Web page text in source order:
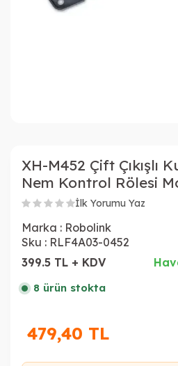
XH-M452 Çift Çıkışlı
Nem Kontrol Rölesi
İlk Yorumu Yaz
Marka : Robolink
Sku : RLF4A03-0452
399.5 TL + KDV
8 ürün stokta
479,40 TL